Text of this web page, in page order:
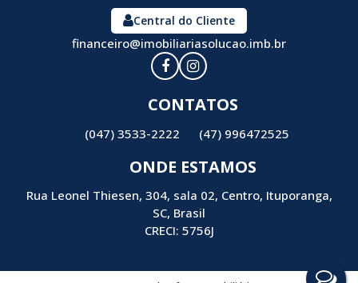
Central do Cliente
financeiro@imobiliariasolucao.imb.br
CONTATOS
(047) 3533-2222 (47) 996472525
ONDE ESTAMOS
Rua Leonel Thiesen, 304, sala 02, Centro, Ituporanga,
SC, Brasil
CRECI: 5756J